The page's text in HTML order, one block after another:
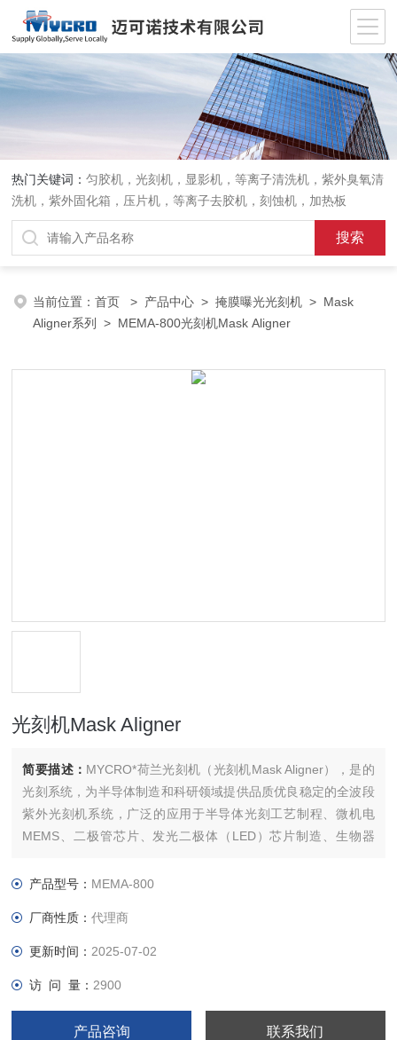
热门关键词：匀胶机，光刻机，显影机，等离子清洗机，紫外臭氧清
洗机，紫外固化箱，压片机，等离子去胶机，刻蚀机，加热板
当前位置：首页 > 产品中心 >掩膜曝光光刻机 > Mask
Aligner系列
> MEMA-800光刻机Mask Aligner
光刻机Mask Aligner
简要描述： MYCRO*荷兰光刻机（光刻机Mask Aligner），是的
光刻系统，为半导体制造和科研领域提供品质优良稳定的全波段
紫外光刻机系统，广泛的应用于半导体光刻工艺制程、微机电
MEMS、二极管芯片、发光二极体（LED）芯片制造、生物器
装等诸多领域。
产品型号： MEMA-800
厂商性质：代理商
更新时间： 2025-07-02
访 问 量： 2900
产品咨询 联系我们